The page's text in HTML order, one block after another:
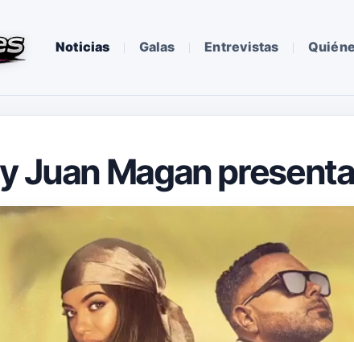
Noticias Galas Entrevistas
Juan Magan